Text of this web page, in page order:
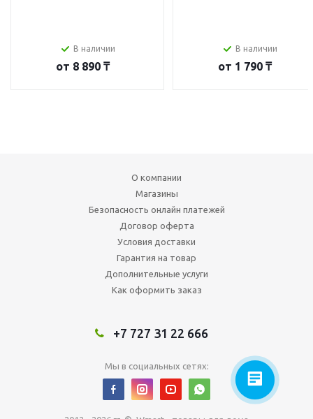
В наличии
от 8 890 ₸
В наличии
от 1 790 ₸
О компании
Магазины
Безопасность онлайн платежей
Договор оферта
Условия доставки
Гарантия на товар
Дополнительные услуги
Как оформить заказ
+7 727 31 22 666
Мы в социальных сетях: